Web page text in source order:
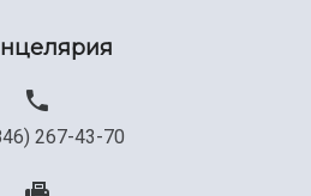
организации
267-43-70